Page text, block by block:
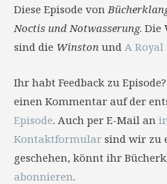
Diese Episode von
Noctis und Notwasserung. Die
sind die Winston und A Royal
Ihr habt Feedback zu
einen Kommentar auf der
Episode. Auch per E-Mail an
Kontaktformular sind wir zu
geschehen, könnt ihr
abonnieren.